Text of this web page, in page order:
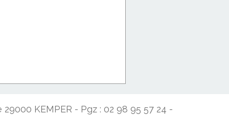
KEMPER - Pgz : 02 98 95 57 24 -